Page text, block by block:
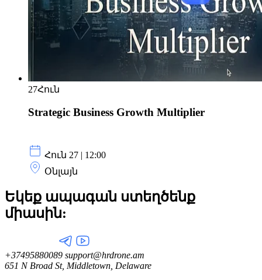
27Հուն
Strategic Business Growth Multiplier
Հուն 27 | 12:00
Օնլայն
Եկեք ապագան ստեղծենք
միասին:
+37495880089 support@hrdrone.am
651 N Broad St, Middletown, Delaware